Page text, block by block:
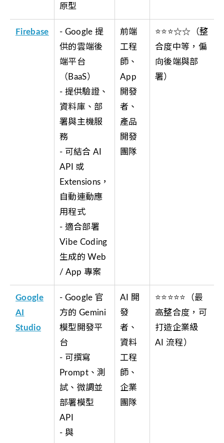
原型
Firebase
- Google 提
供的雲端後
端平台
（BaaS）
- 提供驗證、
資料庫、部
署與主機服
務
- 可結合 AI
API 或
Extensions，
自動連動應
用程式
- 適合部署
Vibe Coding
生成的 Web
/ App 專案
前端
工程
師、
App
開發
者、
產品
開發
團隊
⭐⭐⭐☆☆（整
合度中等，偏
向後端與部
署）
Google
AI
Studio
- Google 官
方的 Gemini
模型開發平
台
- 可撰寫
Prompt、測
試、微調並
部署模型
API
- 與
AI 開
發
者、
資料
工程
師、
企業
團隊
⭐⭐⭐⭐⭐（最
高整合度，可
打造企業級
AI 流程）